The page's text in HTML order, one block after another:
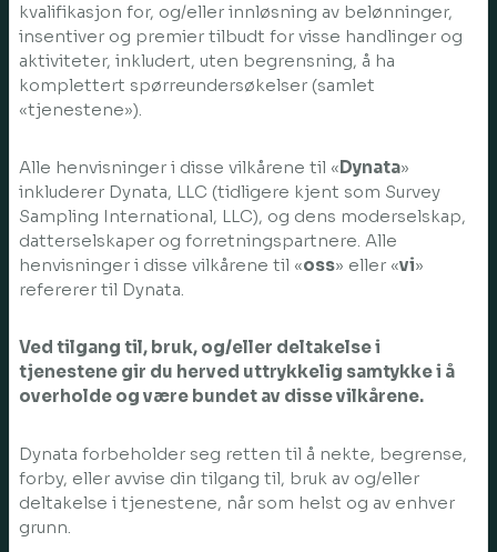
kvalifikasjon for, og/eller innløsning av belønninger,
insentiver og premier tilbudt for visse handlinger og
aktiviteter, inkludert, uten begrensning, å ha
komplettert spørreundersøkelser (samlet
«tjenestene»).
Alle henvisninger i disse vilkårene til «Dynata»
inkluderer Dynata, LLC (tidligere kjent som Survey
Sampling International, LLC), og dens moderselskap,
datterselskaper og forretningspartnere. Alle
henvisninger i disse vilkårene til «oss» eller «vi»
refererer til Dynata.
Ved tilgang til, bruk, og/eller deltakelse i
tjenestene gir du herved uttrykkelig samtykke i å
overholde og være bundet av disse vilkårene.
Dynata forbeholder seg retten til å nekte, begrense,
forby, eller avvise din tilgang til, bruk av og/eller
deltakelse i tjenestene, når som helst og av enhver
grunn.